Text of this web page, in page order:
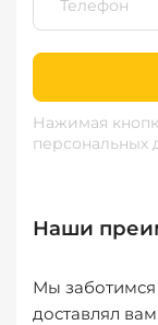
Нажимая
персональных
Наши
Мы
доставлял